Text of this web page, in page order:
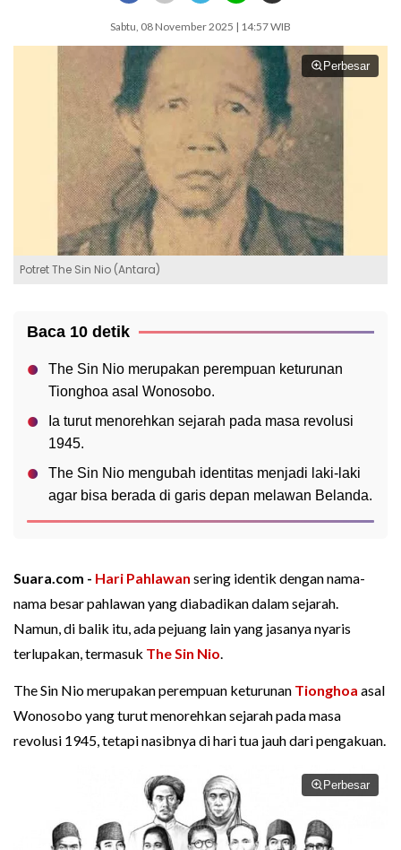
Sabtu, 08 November 2025 | 14:57 WIB
Perbesar
Potret The Sin Nio (Antara)
Baca 10 detik
The Sin Nio merupakan perempuan keturunan
Tionghoa asal Wonosobo.
Ia turut menorehkan sejarah pada masa revolusi
1945.
The Sin Nio mengubah identitas menjadi laki-laki
agar bisa berada di garis depan melawan Belanda.
Suara.com - Hari Pahlawan sering identik dengan nama-
nama besar pahlawan yang diabadikan dalam sejarah.
Namun, di balik itu, ada pejuang lain yang jasanya nyaris
terlupakan, termasuk The Sin Nio.
The Sin Nio merupakan perempuan keturunan Tionghoa asal
Wonosobo yang turut menorehkan sejarah pada masa
revolusi 1945, tetapi nasibnya di hari tua jauh dari pengakuan.
Perbesar